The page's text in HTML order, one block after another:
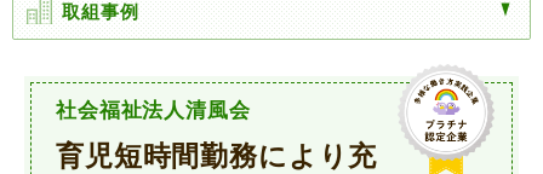
取組事例
社会福祉法人清風会
育児短時間勤務により充